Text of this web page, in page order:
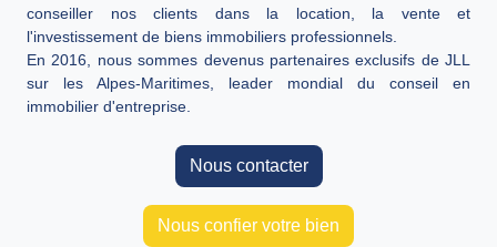
conseiller nos clients dans la location, la vente et
l'investissement de biens immobiliers professionnels.
En 2016, nous sommes devenus partenaires exclusifs de JLL
sur les Alpes-Maritimes, leader mondial du conseil en
immobilier d'entreprise.
Nous contacter
Nous confier votre bien